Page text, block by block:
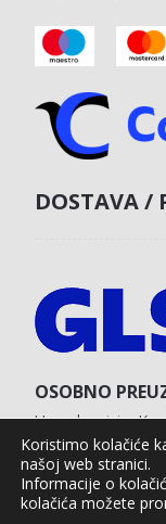
DOSTAVA /
OSOBNO
U poslovnici u
karticom na web
Agro Moto Shop ©
Koristimo kolačiće
našoj web stranici.
Informacije o
kolačića možete